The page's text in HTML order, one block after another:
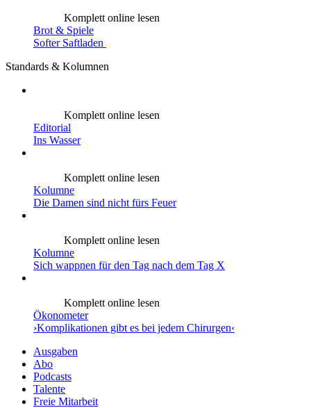
Komplett online lesen
Brot & Spiele
Softer Saftladen
Standards & Kolumnen
Komplett online lesen
Editorial
Ins Wasser
Komplett online lesen
Kolumne
Die Damen sind nicht fürs Feuer
Komplett online lesen
Kolumne
Sich wappnen für den Tag nach dem Tag X
Komplett online lesen
Ökonometer
›Komplikationen gibt es bei jedem Chirurgen‹
Ausgaben
Abo
Podcasts
Talente
Freie Mitarbeit